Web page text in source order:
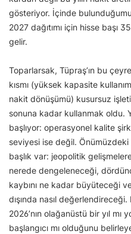
gösteriyor. İçinde
2027 dağıtımı için hisse başı
gelir.
Toparlarsak, Tüpraş’ın bu
kısmı (yüksek kapasite
nakit dönüşümü) kusursuz
sonuna kadar kullanmak oldu.
başlıyor: operasyonel kalite
seviyesi ise değil.
başlık var: jeopolitik
nerede dengeleneceği,
kaybını ne kadar büyüteceği
dışında nasıl
2026’nın olağanüstü bir yıl mı
başlangıcı mı olduğunu